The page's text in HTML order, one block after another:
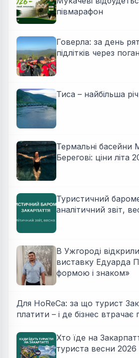
півмарафон
Говерла: за день
підлітків через
Тиса – найбільша
Термальні басейни
Берегові: ціни літа
Туристичний
аналітичний звіт,
В Ужгороді
виставку Едуарда
формою і знаком»
Для HoReCa: за що турист
платити – і де бізнес втрачає
Хто їде на
туриста весни 2026